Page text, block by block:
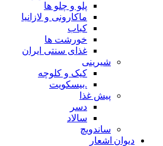
پلو و چلو ها
ماکارونی و لازانیا
کباب
خورشت ها
غذای سنتی ایران
شیرینی
کیک و کلوچه
.بیسکویت
پیش غذا
دسر
سالاد
ساندویچ
دیوان اشعار